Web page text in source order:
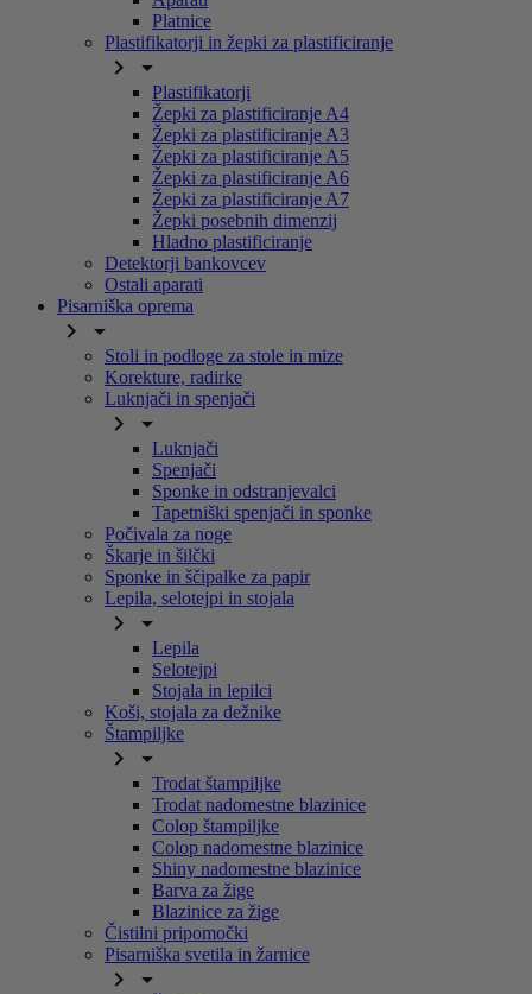
Platnice
Plastifikatorji in žepki za plastificiranje
 
Plastifikatorji
Žepki za plastificiranje A4
Žepki za plastificiranje A3
Žepki za plastificiranje A5
Žepki za plastificiranje A6
Žepki za plastificiranje A7
Žepki posebnih dimenzij
Hladno plastificiranje
Detektorji bankovcev
Ostali aparati
Pisarniška oprema
 
Stoli in podloge za stole in mize
Korekture, radirke
Luknjači in spenjači
 
Luknjači
Spenjači
Sponke in odstranjevalci
Tapetniški spenjači in sponke
Počivala za noge
Škarje in šilčki
Sponke in ščipalke za papir
Lepila, selotejpi in stojala
 
Lepila
Selotejpi
Stojala in lepilci
Koši, stojala za dežnike
Štampiljke
 
Trodat štampiljke
Trodat nadomestne blazinice
Colop štampiljke
Colop nadomestne blazinice
Shiny nadomestne blazinice
Barva za žige
Blazinice za žige
Čistilni pripomočki
Pisarniška svetila in žarnice
 